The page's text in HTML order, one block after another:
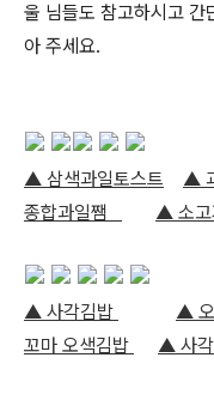
울 님들도 참고하시고 간
아 주세요.
▲ 삼색과일토스트 ▲
종합과일쨈
▲ 소고
▲ 사각김밥 ▲ 오
꼬마 오색김밥
▲ 사